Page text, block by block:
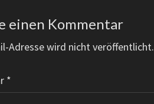
einen Kommentar
Adresse wird nicht veröffentlicht.
*